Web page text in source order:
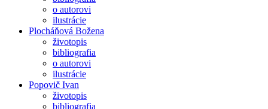
o autorovi
ilustrácie
Plocháňová Božena
životopis
bibliografia
o autorovi
ilustrácie
Popovič Ivan
životopis
bibliografia